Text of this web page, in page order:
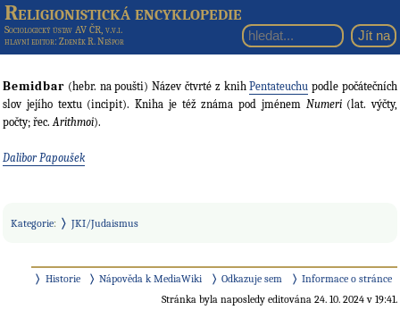
Religionistická encyklopedie
Sociologický ústav AV ČR, v.v.i.
hlavní editor: Zdeněk R. Nešpor
Bemidbar (hebr. na poušti) Název čtvrté z knihPentateuchu podle počátečních
slov jejího textu (incipit). Kniha je též známa pod jménem Numeri(lat. výčty,
počty; řec.Arithmoi).
Dalibor Papoušek
Kategorie: JKI/Judaismus
Historie Nápověda k MediaWiki Odkazuje sem
Informace o stránce
Stránka byla naposledy editována 24. 10. 2024 v 19:41.